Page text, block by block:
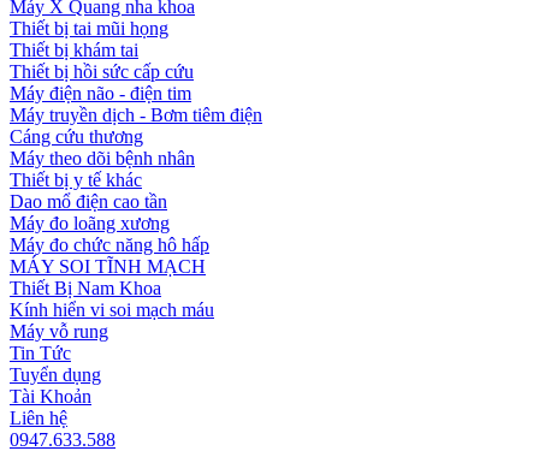
Máy X Quang nha khoa
Thiết bị tai mũi họng
Thiết bị khám tai
Thiết bị hồi sức cấp cứu
Máy điện não - điện tim
Máy truyền dịch - Bơm tiêm điện
Cáng cứu thương
Máy theo dõi bệnh nhân
Thiết bị y tế khác
Dao mổ điện cao tần
Máy đo loãng xương
Máy đo chức năng hô hấp
MÁY SOI TĨNH MẠCH
Thiết Bị Nam Khoa
Kính hiển vi soi mạch máu
Máy vỗ rung
Tin Tức
Tuyển dụng
Tài Khoản
Liên hệ
0947.633.588